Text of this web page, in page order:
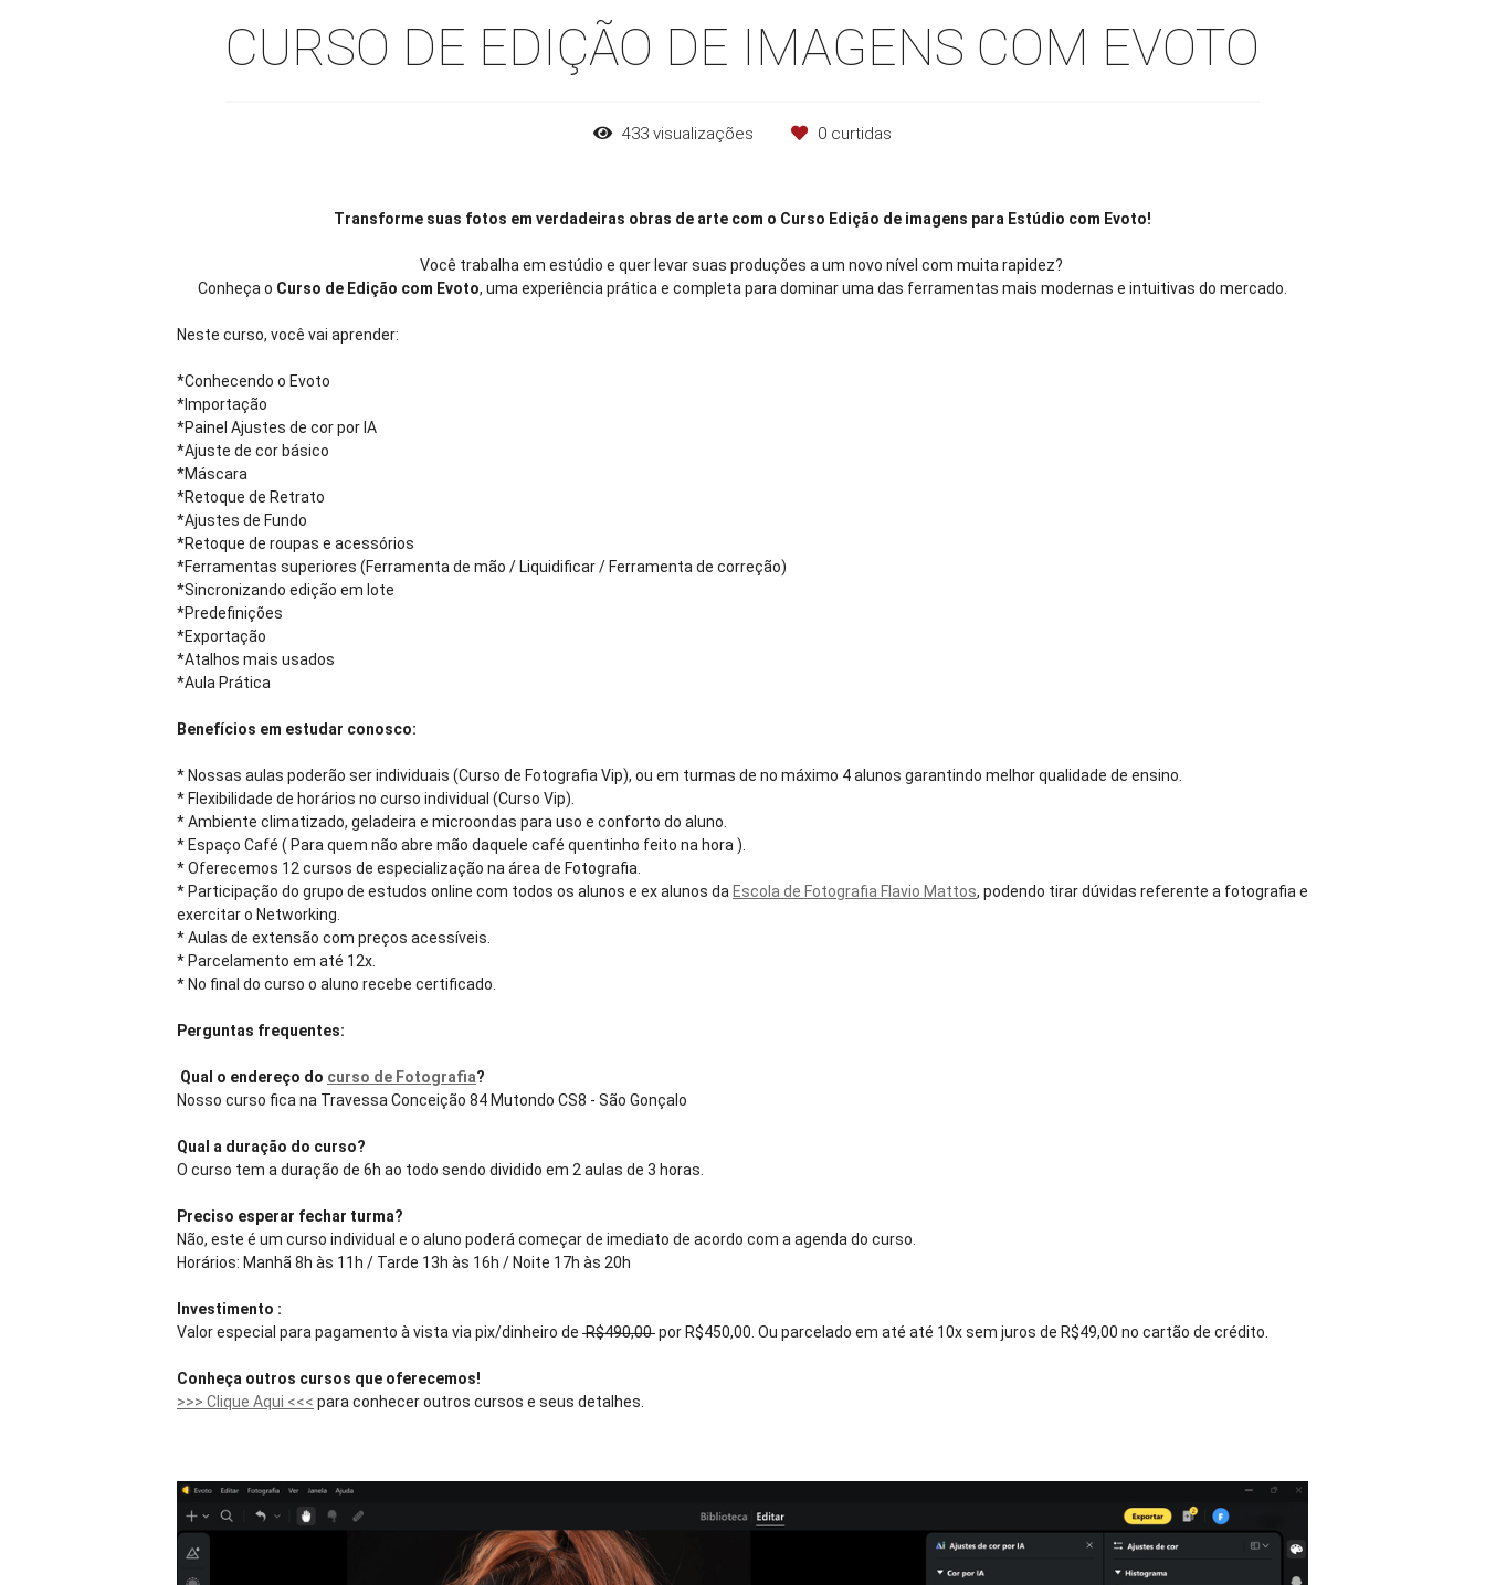
CURSO DE EDIÇÃO DE IMAGENS COM EVOTO
433 visualizações 0 curtidas
Transforme suas fotos em verdadeiras obras de arte com o Curso Edição de imagens para Estúdio com Evoto!
Você trabalha em estúdio e quer levar suas produções a um novo nível com muita rapidez?
Conheça o Curso de Edição com Evoto, uma experiência prática e completa para dominar uma das ferramentas mais modernas e intuitivas do mercado.
Neste curso, você vai aprender:
*Conhecendo o Evoto
*Importação
*Painel Ajustes de cor por IA
*Ajuste de cor básico
*Máscara
*Retoque de Retrato
*Ajustes de Fundo
*Retoque de roupas e acessórios
*Ferramentas superiores (Ferramenta de mão / Liquidificar / Ferramenta de correção)
*Sincronizando edição em lote
*Predefinições
*Exportação
*Atalhos mais usados
*Aula Prática
Benefícios em estudar conosco:
* Nossas aulas poderão ser individuais (Curso de Fotografia Vip), ou em turmas de no máximo 4 alunos garantindo melhor qualidade de ensino.
* Flexibilidade de horários no curso individual (Curso Vip).
* Ambiente climatizado, geladeira e microondas para uso e conforto do aluno.
* Espaço Café ( Para quem não abre mão daquele café quentinho feito na hora ).
* Oferecemos 12 cursos de especialização na área de Fotografia.
* Participação do grupo de estudos online com todos os alunos e ex alunos da Escola de Fotografia Flavio Mattos, podendo tirar dúvidas referente a fotografia e
exercitar o Networking.
* Aulas de extensão com preços acessíveis.
* Parcelamento em até 12x.
* No final do curso o aluno recebe certificado.
Perguntas frequentes:
Qual o endereço do curso de Fotografia?
Nosso curso fica na Travessa Conceição 84 Mutondo CS8 - São Gonçalo
Qual a duração do curso?
O curso tem a duração de 6h ao todo sendo dividido em 2 aulas de 3 horas.
Preciso esperar fechar turma?
Não, este é um curso individual e o aluno poderá começar de imediato de acordo com a agenda do curso.
Horários: Manhã 8h às 11h / Tarde 13h às 16h / Noite 17h às 20h
Investimento :
Valor especial para pagamento à vista via pix/dinheiro de R$490,00por R$450,00. Ou parcelado em até até 10x sem juros de R$49,00 no cartão de crédito.
Conheça outros cursos que oferecemos!
>>> Clique Aqui <<< para conhecer outros cursos e seus detalhes.